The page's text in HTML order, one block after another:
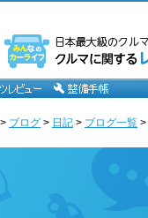
> ブログ > 日記 > ブログ一覧 >